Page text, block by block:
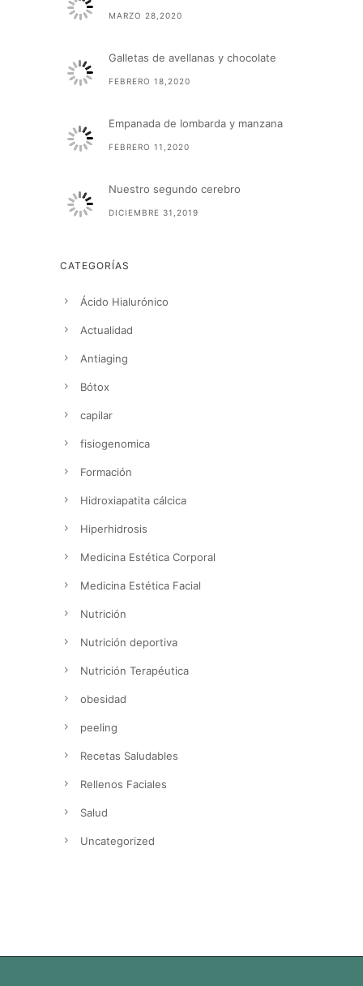
MARZO 28,2020
Galletas de avellanas y chocolate
FEBRERO 18,2020
Empanada de lombarda y manzana
FEBRERO 11,2020
Nuestro segundo cerebro
DICIEMBRE 31,2019
CATEGORÍAS
Ácido Hialurónico
Actualidad
Antiaging
Bótox
capilar
fisiogenomica
Formación
Hidroxiapatita cálcica
Hiperhidrosis
Medicina Estética Corporal
Medicina Estética Facial
Nutrición
Nutrición deportiva
Nutrición Terapéutica
obesidad
peeling
Recetas Saludables
Rellenos Faciales
Salud
Uncategorized